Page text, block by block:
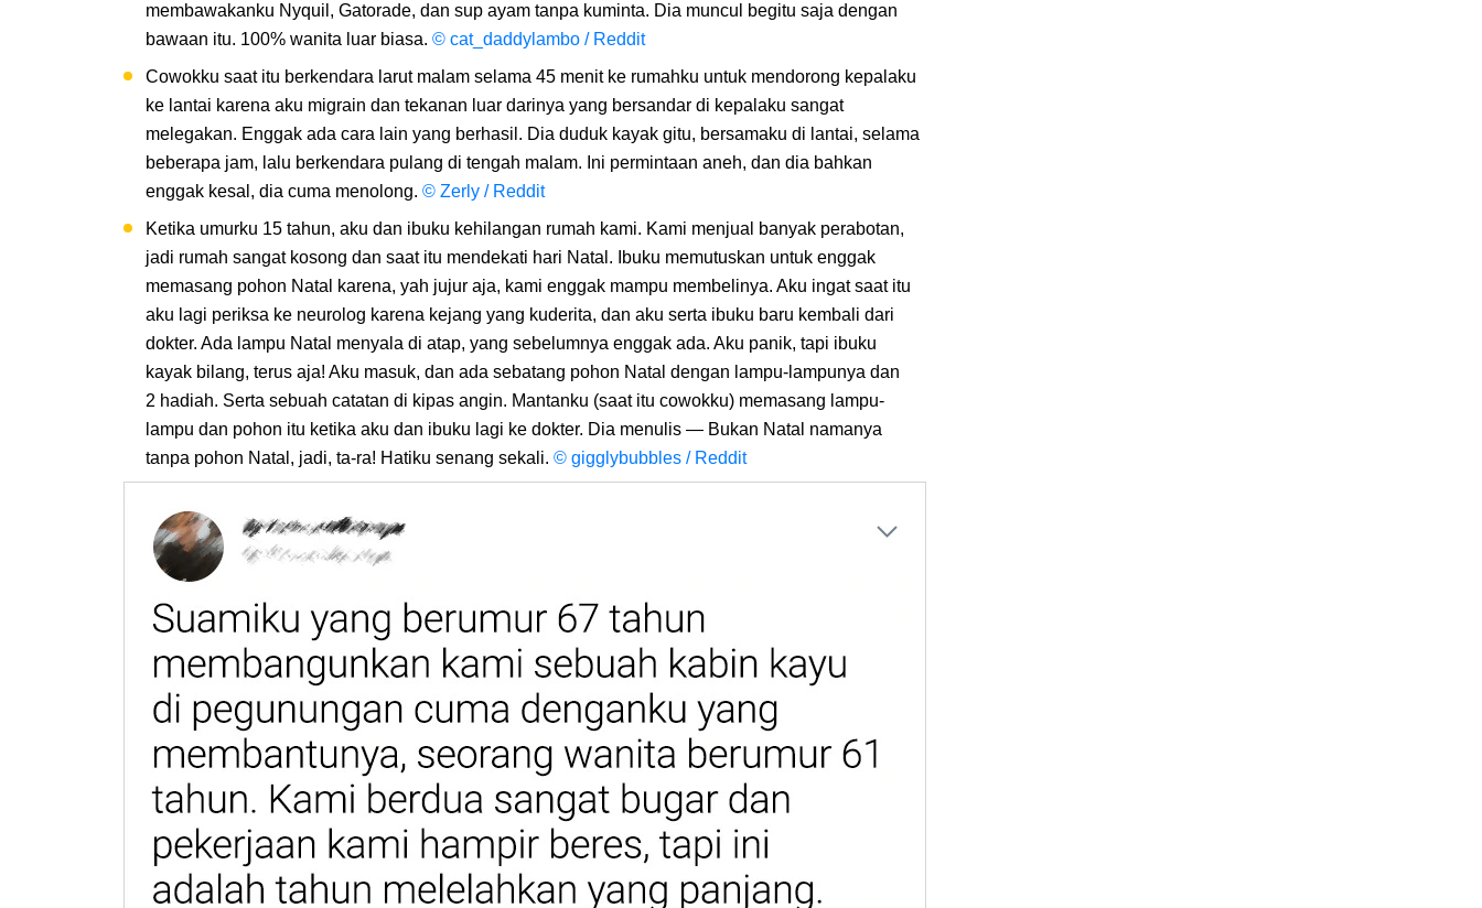
membawakanku Nyquil, Gatorade, dan sup ayam tanpa kuminta. Dia muncul begitu saja dengan
bawaan itu. 100% wanita luar biasa. © cat_daddylambo / Reddit
Cowokku saat itu berkendara larut malam selama 45 menit ke rumahku untuk mendorong kepalaku
ke lantai karena aku migrain dan tekanan luar darinya yang bersandar di kepalaku sangat
melegakan. Enggak ada cara lain yang berhasil. Dia duduk kayak gitu, bersamaku di lantai, selama
beberapa jam, lalu berkendara pulang di tengah malam. Ini permintaan aneh, dan dia bahkan
enggak kesal, dia cuma menolong. © Zerly / Reddit
Ketika umurku 15 tahun, aku dan ibuku kehilangan rumah kami. Kami menjual banyak perabotan,
jadi rumah sangat kosong dan saat itu mendekati hari Natal. Ibuku memutuskan untuk enggak
memasang pohon Natal karena, yah jujur aja, kami enggak mampu membelinya. Aku ingat saat itu
aku lagi periksa ke neurolog karena kejang yang kuderita, dan aku serta ibuku baru kembali dari
dokter. Ada lampu Natal menyala di atap, yang sebelumnya enggak ada. Aku panik, tapi ibuku
kayak bilang, terus aja! Aku masuk, dan ada sebatang pohon Natal dengan lampu-lampunya dan
2 hadiah. Serta sebuah catatan di kipas angin. Mantanku (saat itu cowokku) memasang lampu-
lampu dan pohon itu ketika aku dan ibuku lagi ke dokter. Dia menulis — Bukan Natal namanya
tanpa pohon Natal, jadi, ta-ra! Hatiku senang sekali. © gigglybubbles / Reddit